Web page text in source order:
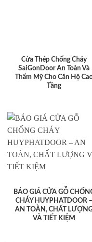
Cửa Thép Chống Cháy
SaiGonDoor An Toàn Và
Thẩm Mỹ Cho Căn Hộ
Tầng
BÁO GIÁ CỬA GỖ
CHÁY HUYPHATDOOR –
AN TOÀN, CHẤT
VÀ TIẾT KIỆM